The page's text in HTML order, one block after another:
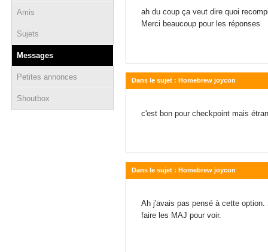
Amis
Sujets
Messages
Petites annonces
Shoutbox
ah du coup ça veut dire quoi
Merci beaucoup pour les réponses
Dans le sujet : Homebrew joycon
c'est bon pour checkpoint mais
Dans le sujet : Homebrew joycon
Ah j'avais pas pensé à cette
faire les MAJ pour voir.